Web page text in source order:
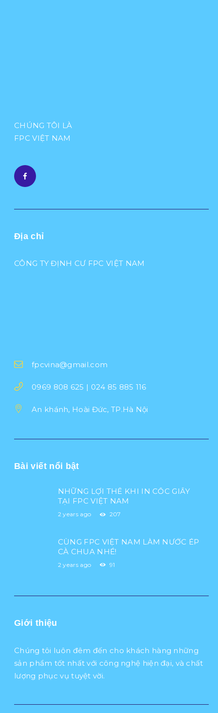
CHÚNG TÔI LÀ
FPC VIỆT NAM
Địa chỉ
CÔNG TY ĐỊNH CƯ FPC VIỆT NAM
fpcvina@gmail.com
0969 808 625 | 024 85 885 116
An khánh, Hoài Đức, TP.Hà Nội
Bài viết nổi bật
NHỮNG LỢI THẾ KHI IN CỐC GIẤY
TẠI FPC VIỆT NAM
2 years ago 207
CÙNG FPC VIỆT NAM LÀM NƯỚC ÉP
CÀ CHUA NHÉ!
2 years ago 91
Giới thiệu
Chúng tôi luôn đêm đến cho khách hàng những
sản phẩm tốt nhất với công nghệ hiện đại, và chất
lượng phục vụ tuyệt vời.